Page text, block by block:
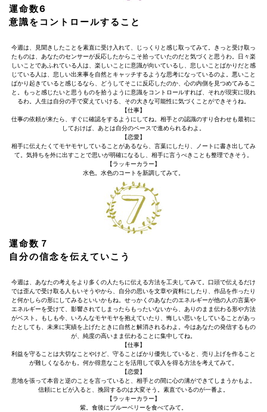
運命数6
意識をコントロールすること
今週は、見聞きしたことを素直に受け入れて、じっくりと感じ取ってみて。きっと受け取っ
たものは、あなたのセンサーが反応したからこそ拾っていたのだと気づくと思うわ。日々楽
しいことであふれている人は、楽しいことに意識が向いているし、悲しいことばかりだと感
じている人は、悲しい出来事を自然とキャッチするような思考になっているのよ。悪いこと
ばかり起きていると感じるなら、どうしてそこに反応したのか、心の内側を見つめてみるこ
と。もっと感じたいと思うものを拾うように意識をコントロールすれば、それが現実に現れ
るわ。人生は自分の手で変えていける、その大きな可能性に気づくことができそうね。
【仕事】
仕事の依頼が来たら、すぐに確認をするようにしてね。相手との認識のすり合わせも最初に
しておけば、あとは自分のペースで進められるわよ。
【恋愛】
相手に伝えたくてモヤモヤしていることがあるなら、言葉にしたり、ノートに書き出してみ
て。気持ちを外に出すことで思いが明確になるし、相手に言うべきことも整理できそう。
【ラッキーカラー】
水色。水色のコートを新調してみて。
運命数７
自分の信念を伝えていこう
今週は、あなたの考えをより多くの人たちに伝える方法を工夫してみて。口頭で伝えるだけ
では歪んで受け取る人もいそうやから、自分の思いを文章や資料にしたり、作品を作ったり
と何かしらの形にしてみるといいかもね。せっかくのあなたのエネルギーが他の人の言葉や
エネルギーを受けて、影響されてしまったらもったいないから、ありのまま伝わる形や方法
がベスト。もしも今、いろんなモヤモヤを抱えていたり、悔しい思いをしていることがあっ
たとしても、未来に実績を上げたときに自然と解消されるわよ。今はあなたの発信するもの
が、純度の高いまま伝わることに集中してね。
【仕事】
利益を守ることは大切なことやけど、守ることばかり優先していると、売り上げを作ること
が難しくなるかも。何か得意なことを活用して収入を得る方法を考えてみて。
【恋愛】
意地を張って本音と逆のことを言っていると、相手との間に心の溝ができてしまうかもよ。
信頼にヒビが入ると、挽回するのは大変そう。素直でいるのが一番よ。
【ラッキーカラー】
紫。食後にブルーベリーを食べてみて。